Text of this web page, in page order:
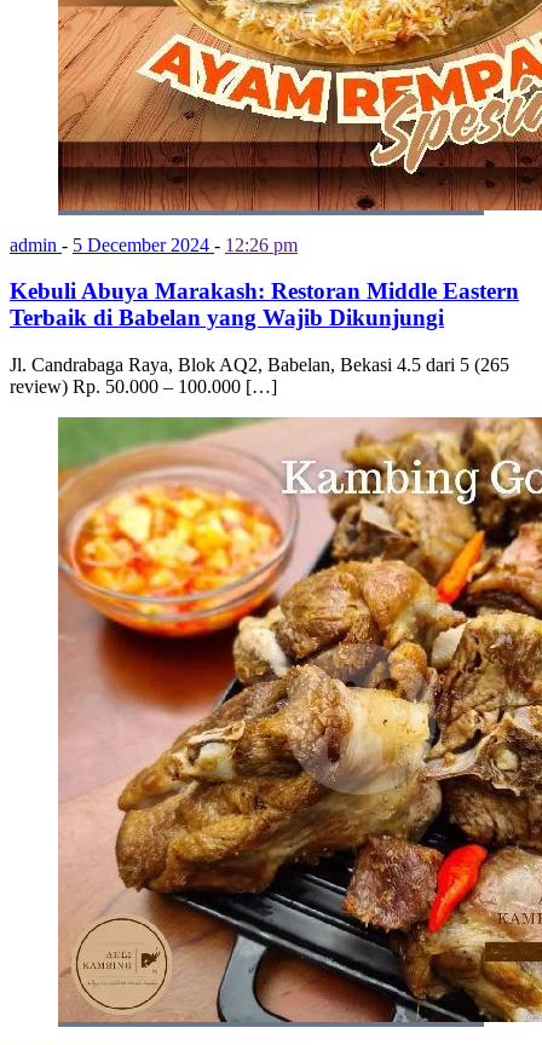
admin - 5 December 2024 - 12:26 pm
Kebuli Abuya Marakash: Restoran Middle Eastern
Terbaik di Babelan yang Wajib Dikunjungi
Jl. Candrabaga Raya, Blok AQ2, Babelan, Bekasi 4.5 dari 5 (265
review) Rp. 50.000 – 100.000 […]